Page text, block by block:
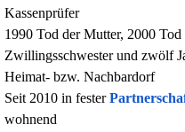
Kassenprüfer
1990 Tod der Mutter, 2000 Tod
Zwillingsschwester und zwölf
Heimat- bzw. Nachbardorf
Seit 2010 in fester
wohnend